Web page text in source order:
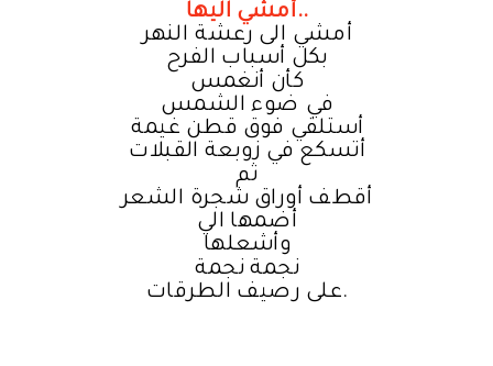
أمشي اليها..
أمشي الى رعشة النهر
بكل أسباب الفرح
كأن أنغمس
في ضوء الشمس
أستلقي فوق قطن غيمة
أتسكع في زوبعة القبلات
ثم
أقطف أوراق شجرة الشعر
أضمها الي
وأشعلها
نجمة نجمة
على رصيف الطرقات.